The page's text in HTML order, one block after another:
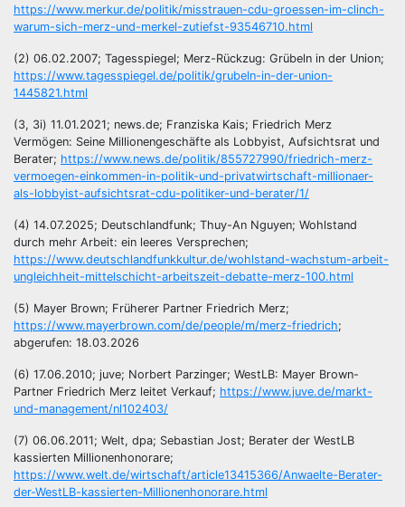
https://www.merkur.de/politik/misstrauen-cdu-groessen-im-clinch-
warum-sich-merz-und-merkel-zutiefst-93546710.html
(2) 06.02.2007; Tagesspiegel; Merz-Rückzug: Grübeln in der Union;
https://www.tagesspiegel.de/politik/grubeln-in-der-union-
1445821.html
(3, 3i) 11.01.2021; news.de; Franziska Kais; Friedrich Merz
Vermögen: Seine Millionengeschäfte als Lobbyist, Aufsichtsrat und
Berater; https://www.news.de/politik/855727990/friedrich-merz-
vermoegen-einkommen-in-politik-und-privatwirtschaft-millionaer-
als-lobbyist-aufsichtsrat-cdu-politiker-und-berater/1/
(4) 14.07.2025; Deutschlandfunk; Thuy-An Nguyen; Wohlstand
durch mehr Arbeit: ein leeres Versprechen;
https://www.deutschlandfunkkultur.de/wohlstand-wachstum-arbeit-
ungleichheit-mittelschicht-arbeitszeit-debatte-merz-100.html
(5) Mayer Brown; Früherer Partner Friedrich Merz;
https://www.mayerbrown.com/de/people/m/merz-friedrich;
abgerufen: 18.03.2026
(6) 17.06.2010; juve; Norbert Parzinger; WestLB: Mayer Brown-
Partner Friedrich Merz leitet Verkauf; https://www.juve.de/markt-
und-management/nl102403/
(7) 06.06.2011; Welt, dpa; Sebastian Jost; Berater der WestLB
kassierten Millionenhonorare;
https://www.welt.de/wirtschaft/article13415366/Anwaelte-Berater-
der-WestLB-kassierten-Millionenhonorare.html